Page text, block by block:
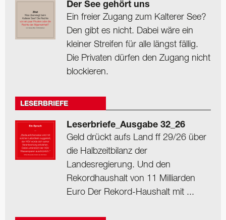
Der See gehört uns
Ein freier Zugang zum Kalterer See?
Den gibt es nicht. Dabei wäre ein
kleiner Streifen für alle längst fällig.
Die Privaten dürfen den Zugang nicht
blockieren.
LESERBRIEFE
Leserbriefe_Ausgabe 32_26
Geld drückt aufs Land ff 29/26 über
die Halbzeitbilanz der
Landesregierung. Und den
Rekordhaushalt von 11 Milliarden
Euro Der Rekord-Haushalt mit ...